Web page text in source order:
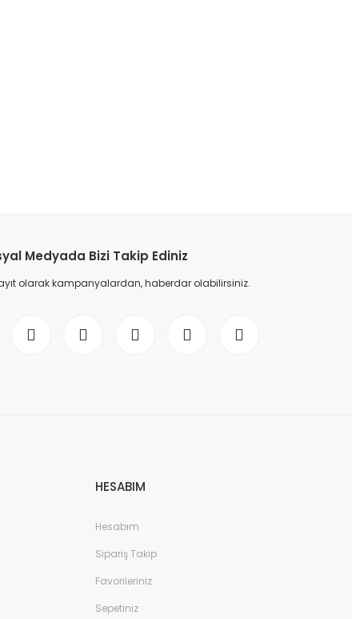
Medyada Bizi Takip Ediniz
olarak kampanyalardan, haberdar olabilirsiniz.
HESABIM
Hesabım
Sipariş Takip
Favorileriniz
Sepetiniz